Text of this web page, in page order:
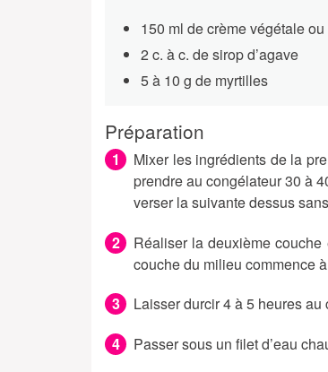
150 ml de crème végétale
2 c. à c. de sirop d’agave
5 à 10 g de myrtilles
Préparation
Mixer les ingrédients de la
prendre au congélateur 30 à
verser la suivante dessus
Réaliser la deuxième
couche du milieu commence
Laisser durcir 4 à 5 heures au
Passer sous un filet d’eau